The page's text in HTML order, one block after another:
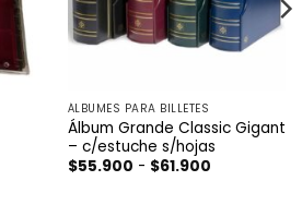
ÁLBUMES PARA BILLETES
Álbum Grande Classic Gigant
– c/estuche s/hojas
$55.900 - $61.900Rango